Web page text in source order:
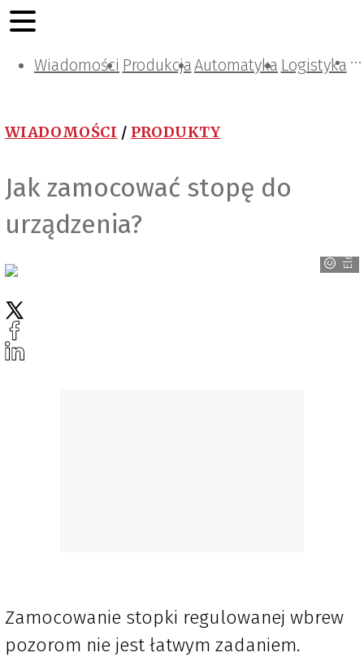
Wiadomości ProdukcjaAutomatyka Logistyka
Projektowanie i konstrukcje
Zarządzanie i IT
Tematy specjalne
WIADOMOŚCI / PRODUKTY
Jak zamocować stopę do
urządzenia?
Zamocowanie stopki regulowanej wbrew
pozorom nie jest łatwym zadaniem.